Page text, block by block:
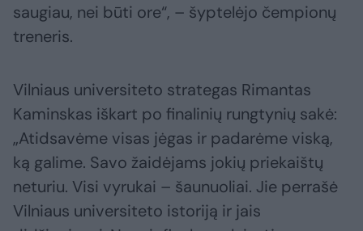
saugiau, nei būti ore“, – šyptelėjo čempionų
treneris.
Vilniaus universiteto strategas Rimantas
Kaminskas iškart po finalinių rungtynių sakė:
„Atidsavėme visas jėgas ir padarėme viską,
ką galime. Savo žaidėjams jokių priekaištų
neturiu. Visi vyrukai – šaunuoliai. Jie perrašė
Vilniaus universiteto istoriją ir jais